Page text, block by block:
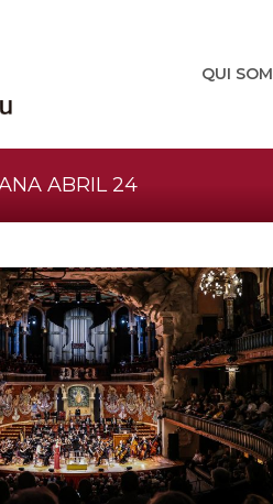
QUI SOM
ABRIL 24